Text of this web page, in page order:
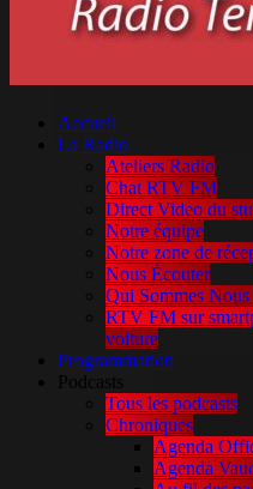
Accueil
La Radio
Ateliers Radio
Chat RTV FM
Direct Video du
Notre équipe
Notre zone de
Nous Écouter
Qui Sommes Nous
RTV FM sur
voiture
Programmation
Podcasts
Tous les podcasts
Chroniques
Agenda
Agenda